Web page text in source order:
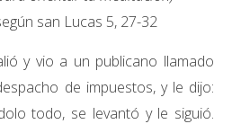
san Lucas 5, 27-32
y vio a un publicano llamado
de impuestos, y le dijo:
todo, se levantó y le siguió.